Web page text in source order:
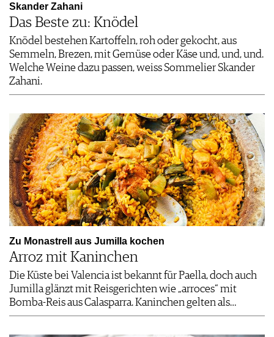
Skander Zahani
Das Beste zu: Knödel
Knödel bestehen Kartoffeln, roh oder gekocht, aus
Semmeln, Brezen, mit Gemüse oder Käse und, und, und.
Welche Weine dazu passen, weiss Sommelier Skander
Zahani.
Zu Monastrell aus Jumilla kochen
Arroz mit Kaninchen
Die Küste bei Valencia ist bekannt für Paella, doch auch
Jumilla glänzt mit Reisgerichten wie „arroces“ mit
Bomba-Reis aus Calasparra. Kaninchen gelten als…